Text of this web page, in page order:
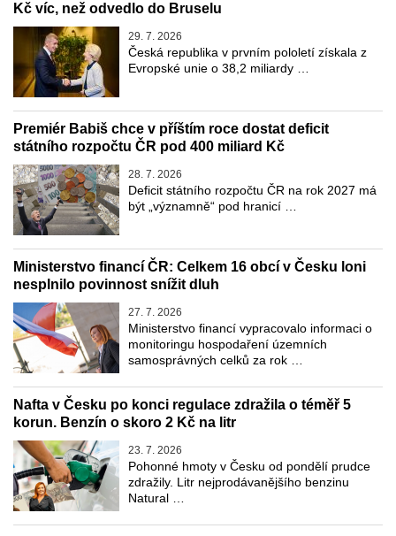
Kč víc, než odvedlo do Bruselu
29. 7. 2026
Česká republika v prvním pololetí získala z
Evropské unie o 38,2 miliardy …
Premiér Babiš chce v příštím roce dostat deficit
státního rozpočtu ČR pod 400 miliard Kč
28. 7. 2026
Deficit státního rozpočtu ČR na rok 2027 má
být „významně“ pod hranicí …
Ministerstvo financí ČR: Celkem 16 obcí v Česku loni
nesplnilo povinnost snížit dluh
27. 7. 2026
Ministerstvo financí vypracovalo informaci o
monitoringu hospodaření územních
samosprávných celků za rok …
Nafta v Česku po konci regulace zdražila o téměř 5
korun. Benzín o skoro 2 Kč na litr
23. 7. 2026
Pohonné hmoty v Česku od pondělí prudce
zdražily. Litr nejprodávanějšího benzinu
Natural …